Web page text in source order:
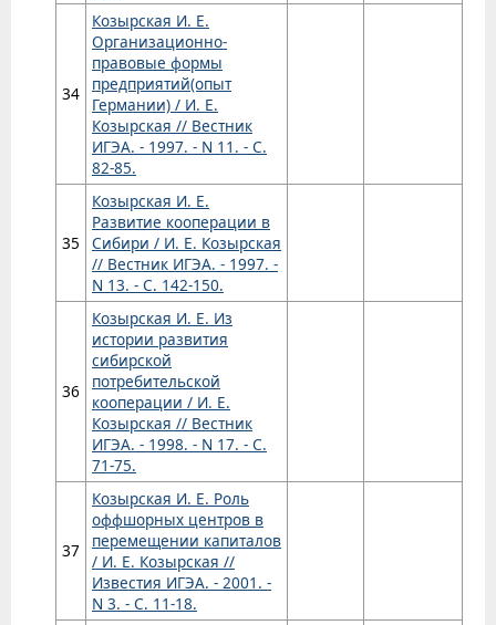
34
Козырская И. Е.
Организационно-
правовые формы
предприятий(опыт
Германии) / И. Е.
Козырская // Вестник
ИГЭА. - 1997. - N 11. - С.
82-85.
35
Козырская И. Е.
Развитие кооперации в
Сибири / И. Е. Козырская
// Вестник ИГЭА. - 1997. -
N 13. - С. 142-150.
36
Козырская И. Е. Из
истории развития
сибирской
потребительской
кооперации / И. Е.
Козырская // Вестник
ИГЭА. - 1998. - N 17. - С.
71-75.
37
Козырская И. Е. Роль
оффшорных центров в
перемещении капиталов
/ И. Е. Козырская //
Известия ИГЭА. - 2001. -
N 3. - С. 11-18.